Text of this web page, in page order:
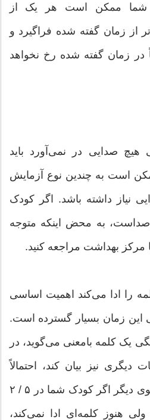
شما ممکن است هر یک از
از زمان گفته شده فراگیرد و
در زمان گفته شده رخ نخواهد
صدایی در نمی‌آورد باید
است به چندین نوع آزمایش
نیاز داشته باشد. اگر کودک
به محض اینکه متوجه
بهداشت مراجعه کنید.
را ادا می‌کند اهمیت اساسی
این زمان بسیار گسترده است.
یک کلمه بامعنی می‌گوید، در
دیگری نیز بیان کند، احتمالاً
جای نگرانی نیست. از سوی دیگر اگر کودک شما در ۵ / ۲
هنوز کلمه‌ای ادا نمی‌کند،